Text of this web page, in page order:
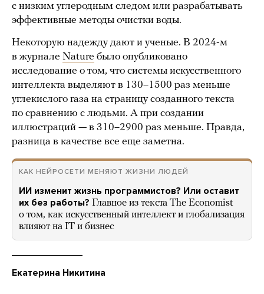
с низким углеродным следом или разрабатывать
эффективные методы очистки воды.
Некоторую надежду дают и ученые. В 2024-м
в журнале Nature было опубликовано
исследование о том, что системы искусственного
интеллекта выделяют в 130–1500 раз меньше
углекислого газа на страницу созданного текста
по сравнению с людьми. А при создании
иллюстраций — в 310–2900 раз меньше. Правда,
разница в качестве все еще заметна.
КАК НЕЙРОСЕТИ МЕНЯЮТ ЖИЗНИ ЛЮДЕЙ
ИИ изменит жизнь программистов? Или оставит
их без работы? Главное из текста The Economist
о том, как искусственный интеллект и глобализация
влияют на IT и бизнес
Екатерина Никитина